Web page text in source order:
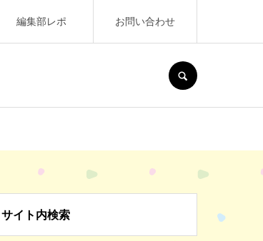
編集部レポ お問い合わせ
サイト内検索